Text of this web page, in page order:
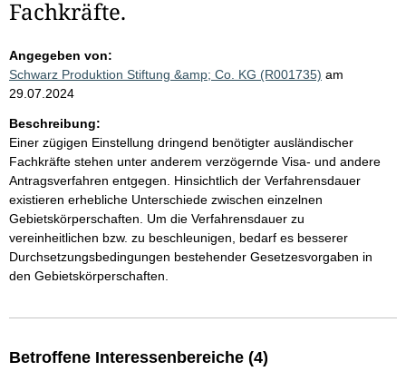
Fachkräfte.
Angegeben von:
Schwarz Produktion Stiftung &amp; Co. KG (R001735) am
29.07.2024
Beschreibung:
Einer zügigen Einstellung dringend benötigter ausländischer
Fachkräfte stehen unter anderem verzögernde Visa- und andere
Antragsverfahren entgegen. Hinsichtlich der Verfahrensdauer
existieren erhebliche Unterschiede zwischen einzelnen
Gebietskörperschaften. Um die Verfahrensdauer zu
vereinheitlichen bzw. zu beschleunigen, bedarf es besserer
Durchsetzungsbedingungen bestehender Gesetzesvorgaben in
den Gebietskörperschaften.
Betroffene Interessenbereiche (4)